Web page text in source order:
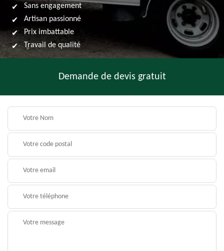
Sans engagement
Artisan passionné
Prix imbattable
Travail de qualité
Demande de devis gratuit